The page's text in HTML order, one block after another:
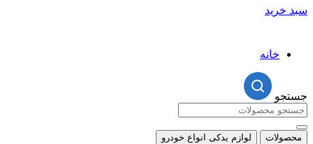
سبد خرید
خانه
جستجو
محصولات لوازم یدکی انواع خودرو